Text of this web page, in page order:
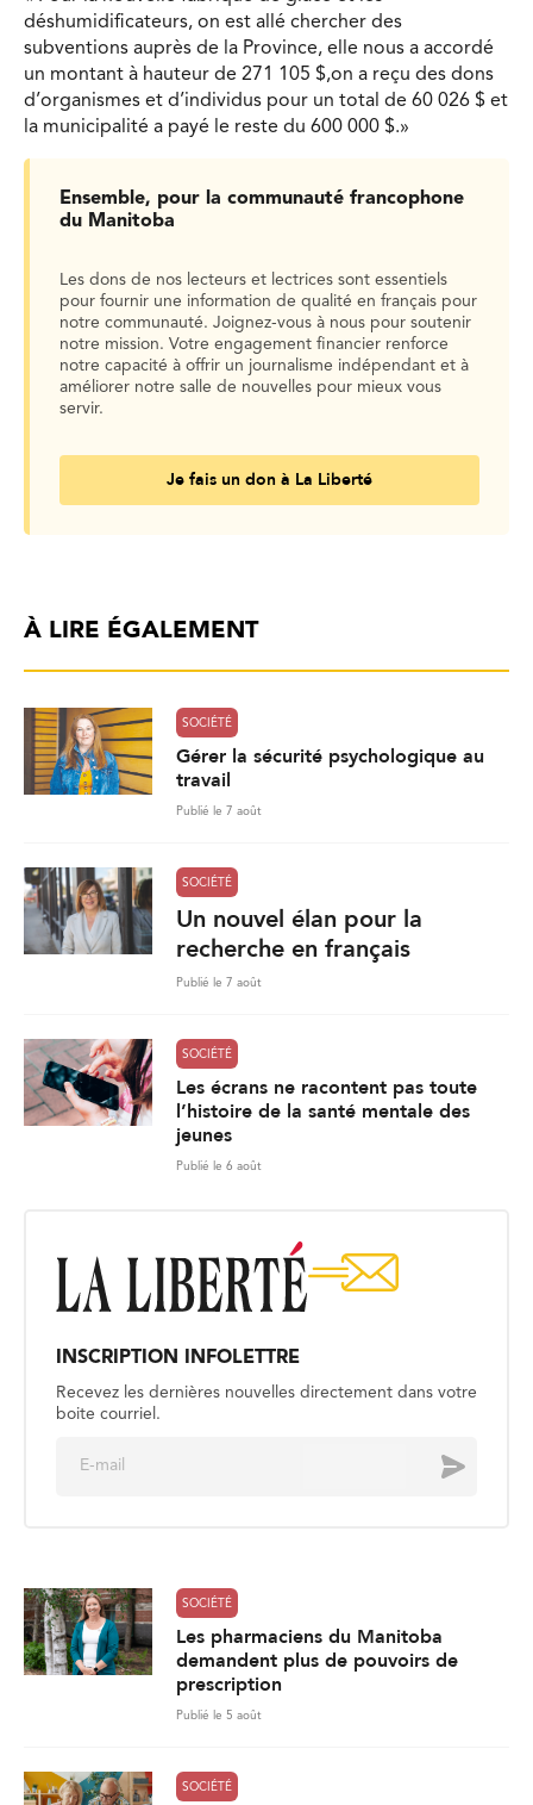
déshumidificateurs, on est allé chercher des
subventions auprès de la Province, elle nous a accordé
un montant à hauteur de 271 105 $,on a reçu des dons
d’organismes et d’individus pour un total de 60 026 $ et
la municipalité a payé le reste du 600 000 $.»
Ensemble, pour la communauté francophone
du Manitoba
Les dons de nos lecteurs et lectrices sont essentiels
pour fournir une information de qualité en français pour
notre communauté. Joignez-vous à nous pour soutenir
notre mission. Votre engagement financier renforce
notre capacité à offrir un journalisme indépendant et à
améliorer notre salle de nouvelles pour mieux vous
servir.
Je fais un don à La Liberté
À LIRE ÉGALEMENT
SOCIÉTÉ
Gérer la sécurité psychologique au
travail
Publié le 7 août
SOCIÉTÉ
Un nouvel élan pour la
recherche en français
Publié le 7 août
SOCIÉTÉ
Les écrans ne racontent pas toute
l’histoire de la santé mentale des
jeunes
Publié le 6 août
INSCRIPTION INFOLETTRE
Recevez les dernières nouvelles directement dans votre
boite courriel.
Envoyer
SOCIÉTÉ
Les pharmaciens du Manitoba
demandent plus de pouvoirs de
prescription
Publié le 5 août
SOCIÉTÉ